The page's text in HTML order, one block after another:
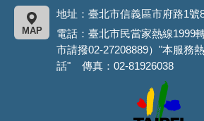
地址：臺北市信義區市府路1號
MAP
電話：臺北市民當家熱線1999
市請撥02-27208889）"本服務
話" 傳真：02-81926038
市
政